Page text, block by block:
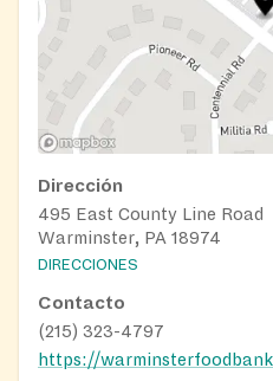
Dirección
495 East County Line Road
Warminster, PA 18974
DIRECCIONES
Contacto
(215) 323-4797